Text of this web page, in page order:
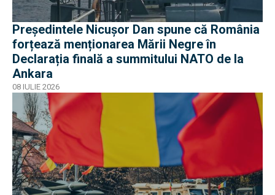
Președintele Nicușor Dan spune că România
forțează menționarea Mării Negre în
Declarația finală a summitului NATO de la
Ankara
08 IULIE 2026